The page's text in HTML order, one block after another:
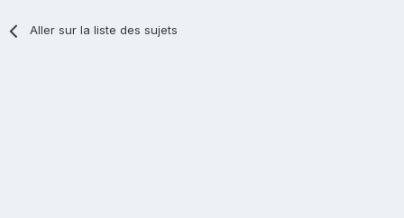
Aller sur la liste des sujets